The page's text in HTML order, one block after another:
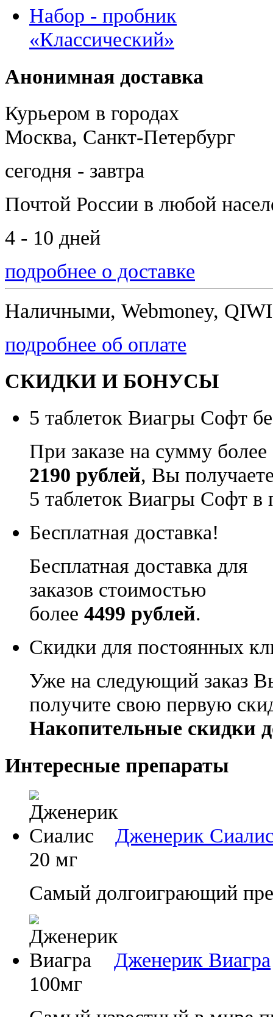
Набор - пробник
«Классический»
Анонимная доставка
Курьером в городах
Москва, Санкт-Петербург
сегодня - завтра
Почтой России в любой
4 - 10 дней
подробнее о доставке
Наличными, Webmoney,
подробнее об оплате
СКИДКИ И БОНУСЫ
5 таблеток Виагры Софт
При заказе на сумму более
2190 рублей, Вы
5 таблеток Виагры Софт в
Бесплатная доставка!
Бесплатная доставка для
заказов стоимостью
более 4499 рублей.
Скидки для постоянных
Уже на следующий заказ
получите свою первую
Накопительные скидки
Интересные препараты
Дженерик
20 мг
Самый долгоиграющий
Дженерик Виагра
100мг